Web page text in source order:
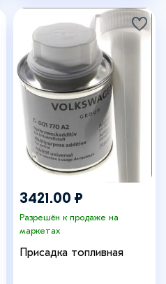
3421.00 ₽
Разрешён к продаже на
маркетах
Присадка топливная